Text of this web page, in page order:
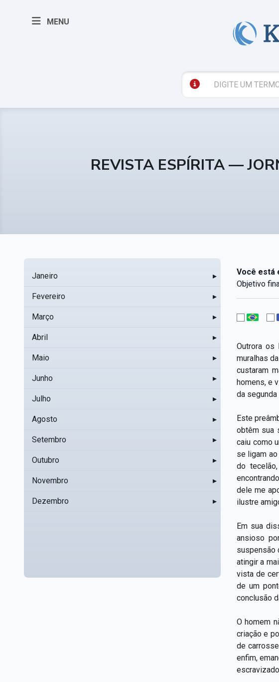
MENU
REVISTA ESPÍRITA —
Janeiro ▸
Fevereiro ▸
Março ▸
Abril ▸
Maio ▸
Junho ▸
Julho ▸
Agosto ▸
Setembro ▸
Outubro ▸
Novembro ▸
Dezembro ▸
Você está
Objetivo
Outrora os
muralhas
custaram
homens, e
da segunda
Este
obtêm sua
caiu como
se ligam
do
dele me
ilustre
Em sua
ansioso
suspensão
atingir a
vista de
de um
conclusão
O homem
criação e
de
enfim,